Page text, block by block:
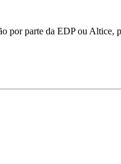
por parte da EDP ou Altice,